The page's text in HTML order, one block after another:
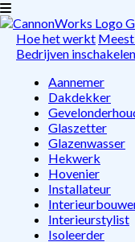
Hoe het werkt
Bedrijven inschakelen
Aannemer
Dakdekker
Glaszetter
Glazenwasser
Hekwerk
Hovenier
Installateur
Interieurstylist
Isoleerder